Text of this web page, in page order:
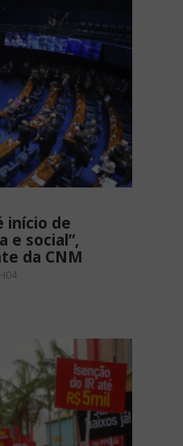
início de
e social”,
da CNM